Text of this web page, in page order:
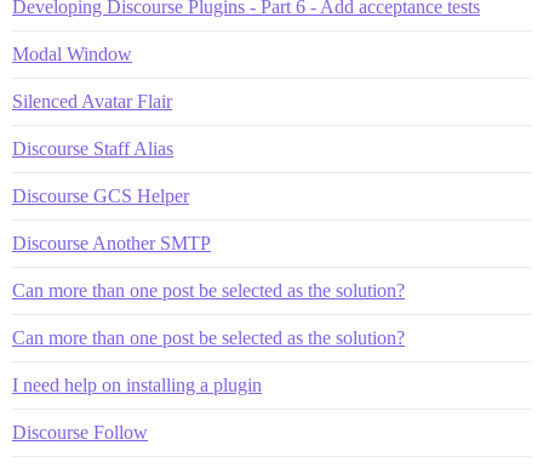
Developing Discourse Plugins - Part 6 - Add acceptance tests
Modal Window
Silenced Avatar Flair
Discourse Staff Alias
Discourse GCS Helper
Discourse Another SMTP
Can more than one post be selected as the solution?
Can more than one post be selected as the solution?
I need help on installing a plugin
Discourse Follow